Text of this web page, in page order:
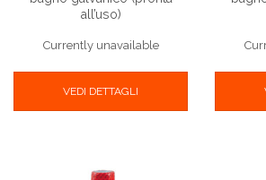
all’uso)
Currently unavailable
VEDI DETTAGLI